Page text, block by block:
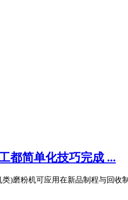
都简单化技巧完成 ...
)磨粉机可应用在新品制程与回收